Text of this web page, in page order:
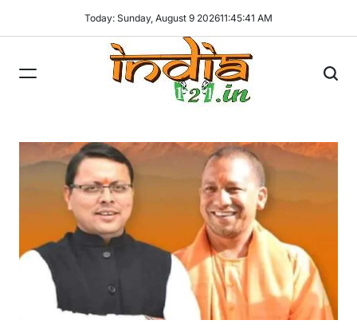
Today: Sunday, August 9 202611:45:42 AM